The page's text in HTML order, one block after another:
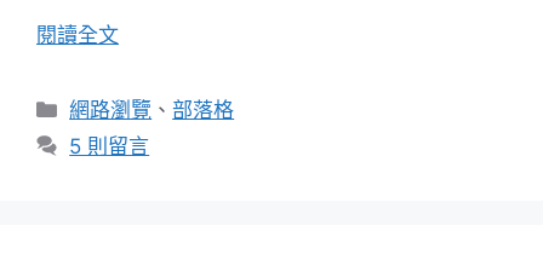
閱讀全文
分
類
網路瀏覽 、部落格
5 則留言